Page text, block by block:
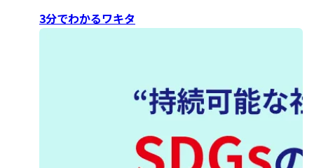
3分でわかるワキタ